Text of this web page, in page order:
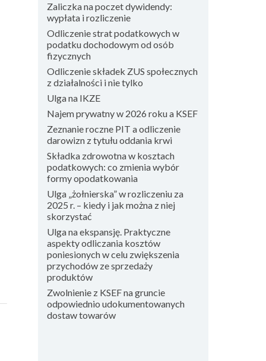
Zaliczka na poczet dywidendy:
wypłata i rozliczenie
Odliczenie strat podatkowych w
podatku dochodowym od osób
fizycznych
Odliczenie składek ZUS społecznych
z działalności i nie tylko
Ulga na IKZE
Najem prywatny w 2026 roku a KSEF
Zeznanie roczne PIT a odliczenie
darowizn z tytułu oddania krwi
Składka zdrowotna w kosztach
podatkowych: co zmienia wybór
formy opodatkowania
Ulga „żołnierska” w rozliczeniu za
2025 r. – kiedy i jak można z niej
skorzystać
Ulga na ekspansję. Praktyczne
aspekty odliczania kosztów
poniesionych w celu zwiększenia
przychodów ze sprzedaży
produktów
Zwolnienie z KSEF na gruncie
odpowiednio udokumentowanych
dostaw towarów